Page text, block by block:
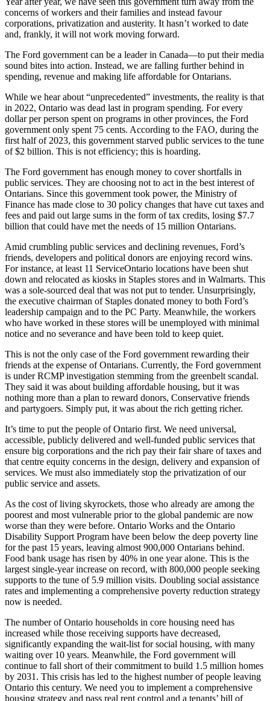
concerns of workers and their families and instead favour
corporations, privatization and austerity. It hasn’t worked to date
and, frankly, it will not work moving forward.
The Ford government can be a leader in Canada—to put their media
sound bites into action. Instead, we are falling further behind in
spending, revenue and making life affordable for Ontarians.
While we hear about “unprecedented” investments, the reality is that
in 2022, Ontario was dead last in program spending. For every
dollar per person spent on programs in other provinces, the Ford
government only spent 75 cents. According to the FAO, during the
first half of 2023, this government starved public services to the tune
of $2 billion. This is not efficiency; this is hoarding.
The Ford government has enough money to cover shortfalls in
public services. They are choosing not to act in the best interest of
Ontarians. Since this government took power, the Ministry of
Finance has made close to 30 policy changes that have cut taxes and
fees and paid out large sums in the form of tax credits, losing $7.7
billion that could have met the needs of 15 million Ontarians.
Amid crumbling public services and declining revenues, Ford’s
friends, developers and political donors are enjoying record wins.
For instance, at least 11 ServiceOntario locations have been shut
down and relocated as kiosks in Staples stores and in Walmarts. This
was a sole-sourced deal that was not put to tender. Unsurprisingly,
the executive chairman of Staples donated money to both Ford’s
leadership campaign and to the PC Party. Meanwhile, the workers
who have worked in these stores will be unemployed with minimal
notice and no severance and have been told to keep quiet.
This is not the only case of the Ford government rewarding their
friends at the expense of Ontarians. Currently, the Ford government
is under RCMP investigation stemming from the greenbelt scandal.
They said it was about building affordable housing, but it was
nothing more than a plan to reward donors, Conservative friends
and partygoers. Simply put, it was about the rich getting richer.
It’s time to put the people of Ontario first. We need universal,
accessible, publicly delivered and well-funded public services that
ensure big corporations and the rich pay their fair share of taxes and
that centre equity concerns in the design, delivery and expansion of
services. We must also immediately stop the privatization of our
public service and assets.
As the cost of living skyrockets, those who already are among the
poorest and most vulnerable prior to the global pandemic are now
worse than they were before. Ontario Works and the Ontario
Disability Support Program have been below the deep poverty line
for the past 15 years, leaving almost 900,000 Ontarians behind.
Food bank usage has risen by 40% in one year alone. This is the
largest single-year increase on record, with 800,000 people seeking
supports to the tune of 5.9 million visits. Doubling social assistance
rates and implementing a comprehensive poverty reduction strategy
now is needed.
The number of Ontario households in core housing need has
increased while those receiving supports have decreased,
significantly expanding the wait-list for social housing, with many
waiting over 10 years. Meanwhile, the Ford government will
continue to fall short of their commitment to build 1.5 million homes
by 2031. This crisis has led to the highest number of people leaving
Ontario this century. We need you to implement a comprehensive
housing strategy and pass real rent control and a tenants’ bill of